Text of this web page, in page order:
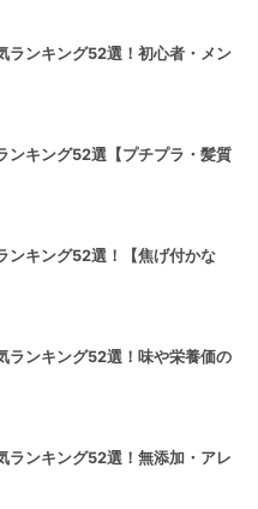
ランキング52選！初心者・メン
ンキング52選【プチプラ・髪質
ンキング52選！【焦げ付かな
ランキング52選！味や栄養価の
ランキング52選！無添加・アレ